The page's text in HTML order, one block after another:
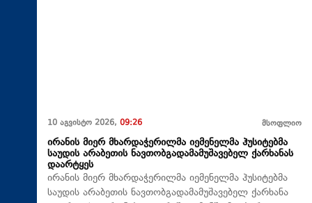
10 აგვისტო 2026, 09:26 მსოფლიო
ირანის მიერ მხარდაჭერილმა იემენელმა ჰუსიტებმა
საუდის არაბეთის ნავთობგადამამუშავებელ ქარხანას
დაარტყეს
ირანის მიერ მხარდაჭერილმა იემენელმა ჰუსიტებმა
საუდის არაბეთის ნავთობგადამამუშავებელ ქარხანა